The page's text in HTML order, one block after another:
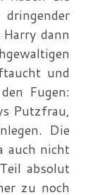
dann
und
Fugen:
Putzfrau,
Die
auch nicht
absolut
zu noch